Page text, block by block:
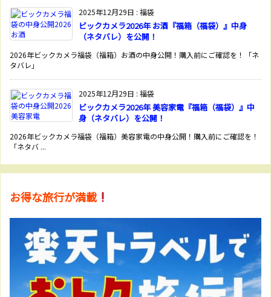
2025年12月29日 : 福袋
ビックカメラ2026年 お酒『福箱（福袋）』中身
（ネタバレ）を公開！
2026年ビックカメラ福袋（福箱）お酒の中身公開！購入前にご確認を！「ネ
タバレ」
2025年12月29日 : 福袋
ビックカメラ2026年 美容家電『福箱（福袋）』中
身（ネタバレ）を公開！
2026年ビックカメラ福袋（福箱）美容家電の中身公開！購入前にご確認を！
「ネタバ ...
お得な旅行が満載